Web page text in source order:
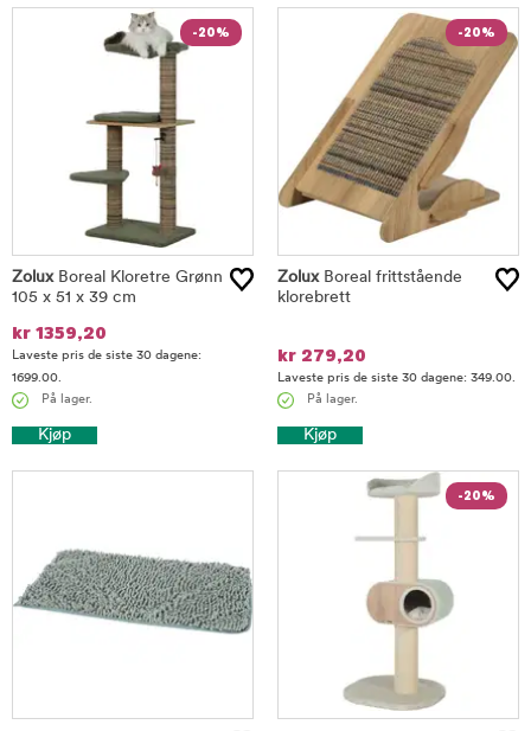
-20%
ZoluxBoreal Kloretre Grønn
105 x 51 x 39 cm
kr 1359,20
Laveste pris de siste 30 dagene:
1699.00.
På lager.
Kjøp
-20%
ZoluxBoreal frittstående
klorebrett
kr 279,20
Laveste pris de siste 30 dagene: 349.00.
På lager.
Kjøp
-20%